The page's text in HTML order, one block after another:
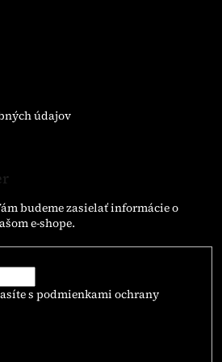
údajov
budeme zasielať informácie o
e-shope.
s podmienkami ochrany